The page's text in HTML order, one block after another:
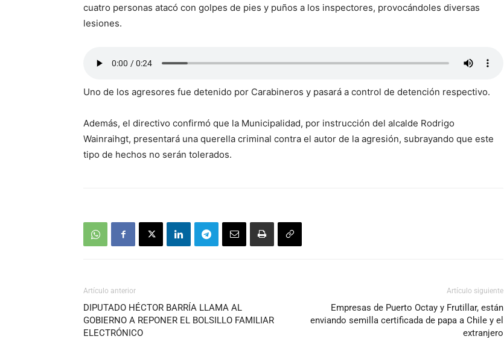
cuatro personas atacó con golpes de pies y puños a los inspectores, provocándoles diversas
lesiones.
Uno de los agresores fue detenido por Carabineros y pasará a control de detención respectivo.
Además, el directivo confirmó que la Municipalidad, por instrucción del alcalde Rodrigo
Wainraihgt, presentará una querella criminal contra el autor de la agresión, subrayando que este
tipo de hechos no serán tolerados.
Artículo anterior
DIPUTADO HÉCTOR BARRÍA LLAMA AL
GOBIERNO A REPONER EL BOLSILLO FAMILIAR
ELECTRÓNICO
Artículo siguiente
Empresas de Puerto Octay y Frutillar, están
enviando semilla certificada de papa a Chile y el
extranjero